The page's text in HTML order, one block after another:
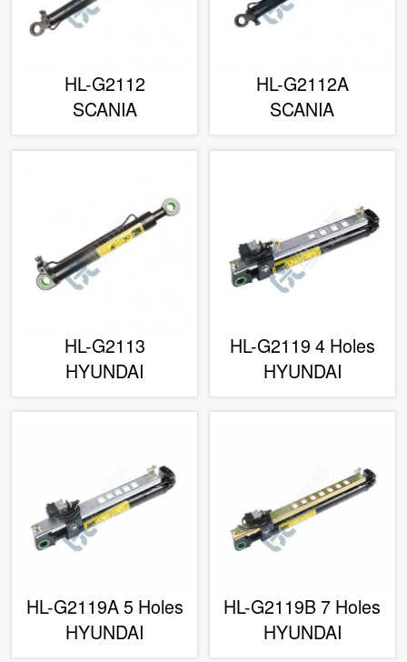
HL-G2112
SCANIA
HL-G2112A
SCANIA
HL-G2113
HYUNDAI
HL-G2119 4 Holes
HYUNDAI
HL-G2119A 5 Holes
HYUNDAI
HL-G2119B 7 Holes
HYUNDAI